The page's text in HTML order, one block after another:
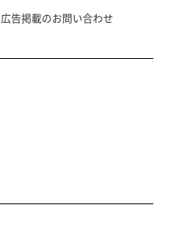
広告掲載のお問い合わせ